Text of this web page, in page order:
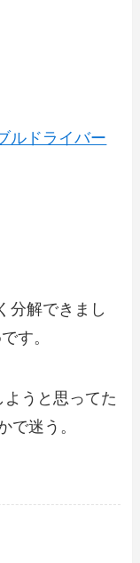
ルドライバー
分解できまし
す。
うと思ってた
で迷う。